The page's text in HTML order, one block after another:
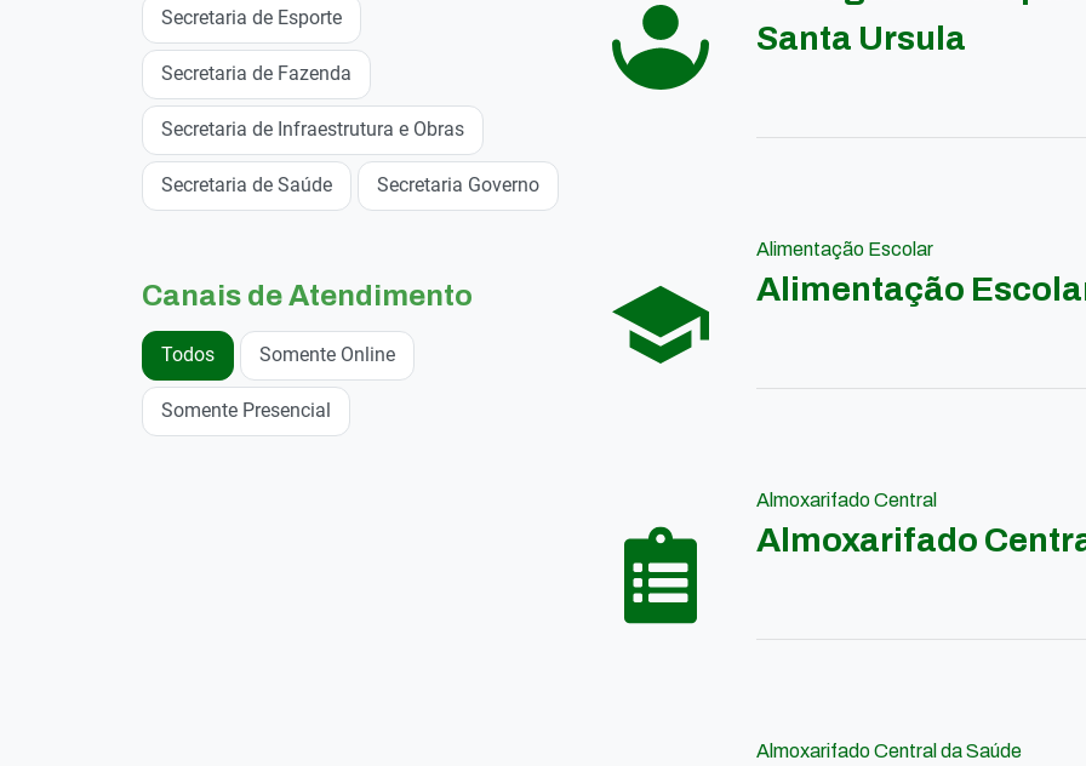
Secretaria de Esporte
Secretaria de Fazenda
Secretaria de Infraestrutura e Obras
Secretaria de Saúde Secretaria Governo
Canais de Atendimento
Todos Somente Online
Somente Presencial
Santa Ursula
Alimentação Escolar
Alimentação
Almoxarifado Central
Almoxarifado
Almoxarifado Central da Saúde